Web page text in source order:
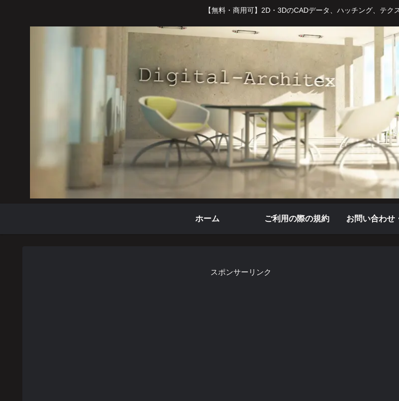
【無料・商用可】2D・3DのCADデータ、ハッチング、テク
ホーム ご利用の際の規約 お問い合わせ
スポンサーリンク